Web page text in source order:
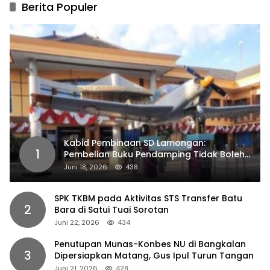
Berita Populer
1
Kabid Pembinaan SD Lamongan:
Pembelian Buku Pendamping Tidak Boleh
Dipaksakan
Juni 18, 2026 438
2
SPK TKBM pada Aktivitas STS Transfer Batu
Bara di Satui Tuai Sorotan
Juni 22, 2026 434
3
Penutupan Munas-Konbes NU di Bangkalan
Dipersiapkan Matang, Gus Ipul Turun Tangan